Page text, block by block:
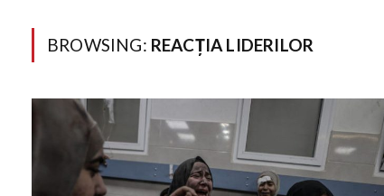
BROWSING: REACȚIA LIDERILOR